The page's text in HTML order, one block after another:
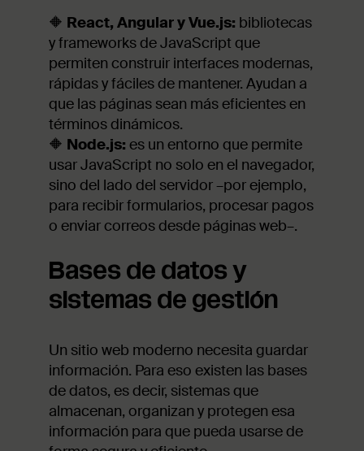
🔶 React, Angular y Vue.js: bibliotecas
y frameworks de JavaScript que
permiten construir interfaces modernas,
rápidas y fáciles de mantener. Ayudan a
que las páginas sean más eficientes en
términos dinámicos.
🔶 Node.js: es un entorno que permite
usar JavaScript no solo en el navegador,
sino del lado del servidor –por ejemplo,
para recibir formularios, procesar pagos
o enviar correos desde páginas web–.
Bases de datos y
sistemas de gestión
Un sitio web moderno necesita guardar
información. Para eso existen las bases
de datos, es decir, sistemas que
almacenan, organizan y protegen esa
información para que pueda usarse de